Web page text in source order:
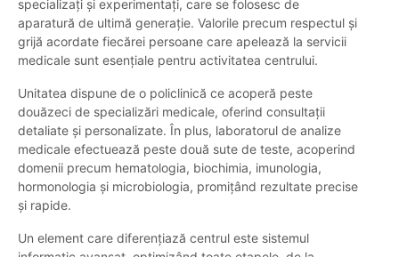
specializați și experimentați, care se folosesc de
aparatură de ultimă generație. Valorile precum respectul și
grijă acordate fiecărei persoane care apelează la servicii
medicale sunt esențiale pentru activitatea centrului.
Unitatea dispune de o policlinică ce acoperă peste
douăzeci de specializări medicale, oferind consultații
detaliate și personalizate. În plus, laboratorul de analize
medicale efectuează peste două sute de teste, acoperind
domenii precum hematologia, biochimia, imunologia,
hormonologia și microbiologia, promițând rezultate precise
și rapide.
Un element care diferențiază centrul este sistemul